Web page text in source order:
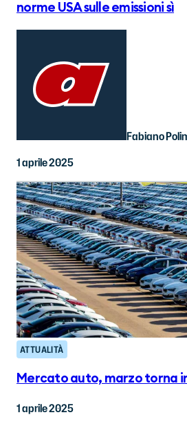
norme USA sulle emissioni sì
Fabiano
1 aprile 2025
ATTUALITÀ
Mercato auto, marzo torna
1 aprile 2025